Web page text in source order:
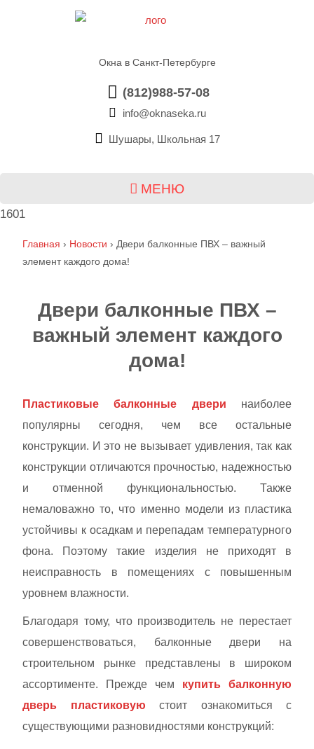
Окна в Санкт-Петербурге
(812)988-57-08
info@oknaseka.ru
Шушары, Школьная 17
МЕНЮ
1601
Главная › Новости › Двери балконные ПВХ – важный
элемент каждого дома!
Двери балконные ПВХ –
важный элемент каждого
дома!
Пластиковые балконные двери наиболее
популярны сегодня, чем все остальные
конструкции. И это не вызывает удивления, так как
конструкции отличаются прочностью, надежностью
и отменной функциональностью. Также
немаловажно то, что именно модели из пластика
устойчивы к осадкам и перепадам температурного
фона. Поэтому такие изделия не приходят в
неисправность в помещениях с повышенным
уровнем влажности.
Благодаря тому, что производитель не перестает
совершенствоваться, балконные двери на
строительном рынке представлены в широком
ассортименте. Прежде чем купить
балконную
дверь пластиковую стоит ознакомиться с
существующими разновидностями конструкций: